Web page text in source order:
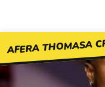
AFERA THOMASA